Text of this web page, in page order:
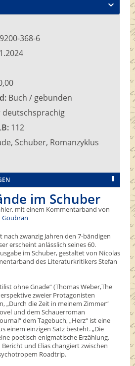
368-6
Buch / gebunden
112
Schuber, Romanzyklus
im Schuber
mit einem Kommentarband von
Goubran
zwanzig Jahren den 7-bändigen
erscheint anlässlich seines 60.
im Schuber, gestaltet von Nicolas
des Literaturkritikers Stefan
ohne Gnade“ (Thomas Weber,The
zweier Protagonisten
„Durch die Zeit in meinem Zimmer“
und dem Schauerroman
dem Tagebuch, „Herz“ ist eine
einem einzigen Satz besteht. „Die
poetisch enigmatische Erzählung,
Bericht und Elias changiert zwischen
Roadtrip.